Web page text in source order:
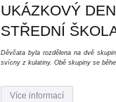
UKÁZKOVÝ
STŘEDNÍ
Děvčata byla rozdělena na dvě
svícny z kulatiny. Obě skupiny se
Více informací